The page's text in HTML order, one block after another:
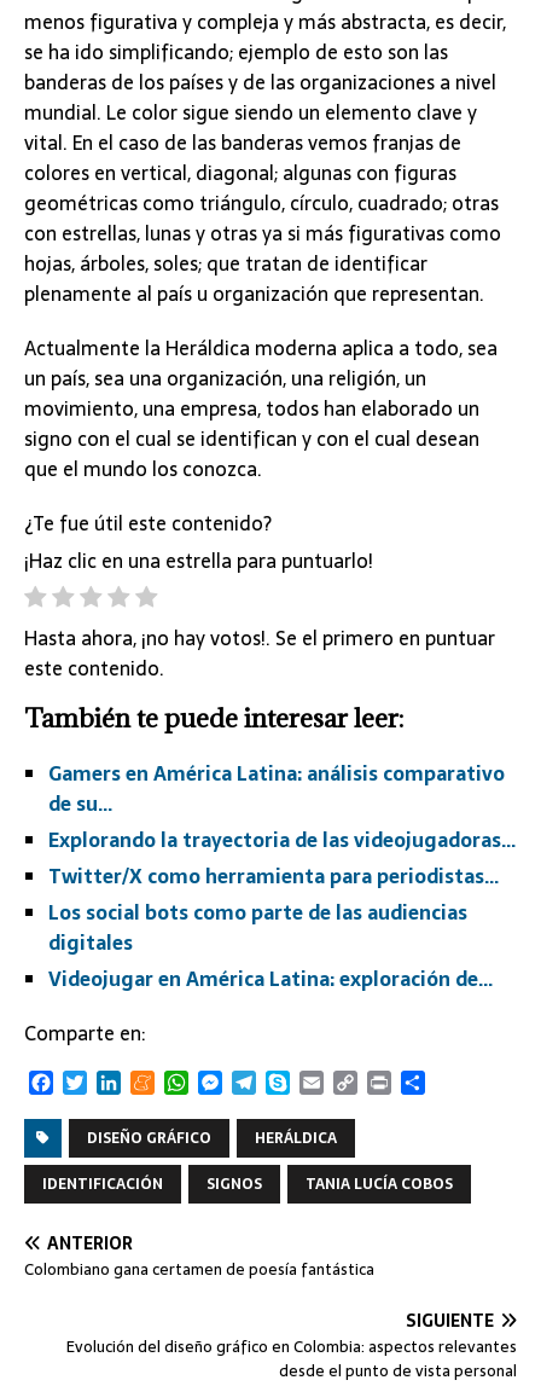
menos figurativa y compleja y más abstracta, es decir,
se ha ido simplificando; ejemplo de esto son las
banderas de los países y de las organizaciones a nivel
mundial. Le color sigue siendo un elemento clave y
vital. En el caso de las banderas vemos franjas de
colores en vertical, diagonal; algunas con figuras
geométricas como triángulo, círculo, cuadrado; otras
con estrellas, lunas y otras ya si más figurativas como
hojas, árboles, soles; que tratan de identificar
plenamente al país u organización que representan.
Actualmente la Heráldica moderna aplica a todo, sea
un país, sea una organización, una religión, un
movimiento, una empresa, todos han elaborado un
signo con el cual se identifican y con el cual desean
que el mundo los conozca.
¿Te fue útil este contenido?
¡Haz clic en una estrella para puntuarlo!
Hasta ahora, ¡no hay votos!. Se el primero en puntuar
este contenido.
También te puede interesar leer:
Gamers en América Latina: análisis comparativo
de su…
Explorando la trayectoria de las videojugadoras…
Twitter/X como herramienta para periodistas…
Los social bots como parte de las audiencias
digitales
Videojugar en América Latina: exploración de…
Comparte en:
F
e
b
o
k
T
i
t
t
e
L
n
k
e
d
n
M
n
e
a
m
W
a
t
A
M
s
e
n
r
T
l
e
g
r
S
y
p
E
a
i
l
C
L
i
P
t a
r
DISEÑO GRÁFICO
HERÁLDICA
IDENTIFICACIÓN
SIGNOS TANIA LUCÍA COBOS
ANTERIOR
Colombiano gana certamen de poesía fantástica
SIGUIENTE
Evolución del diseño gráfico en Colombia: aspectos relevantes
desde el punto de vista personal